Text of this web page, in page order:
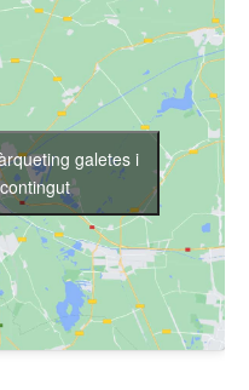
galetes i